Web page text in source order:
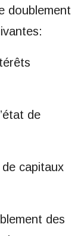
doublement
de
capitaux
des